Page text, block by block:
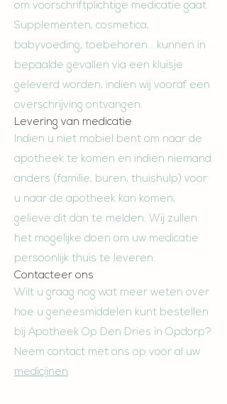
om voorschriftplichtige medicatie gaat.
Supplementen, cosmetica,
babyvoeding, toebehoren... kunnen in
bepaalde gevallen via een kluisje
geleverd worden, indien wij vooraf een
overschrijving ontvangen.
Levering van medicatie
Indien u niet mobiel bent om naar de
apotheek te komen en indien niemand
anders (familie, buren, thuishulp) voor
u naar de apotheek kan komen,
gelieve dit dan te melden. Wij zullen
het mogelijke doen om uw medicatie
persoonlijk thuis te leveren.
Contacteer ons
Wilt u graag nog wat meer weten over
hoe u geneesmiddelen kunt bestellen
bij Apotheek Op Den Dries in Opdorp?
Neem contact met ons op voor al uw
medicijnen.